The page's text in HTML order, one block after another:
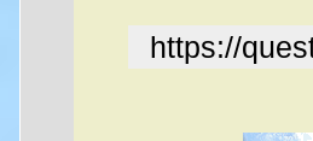
https://